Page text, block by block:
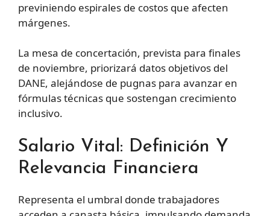
previniendo espirales de costos que afecten
márgenes.
La mesa de concertación, prevista para finales
de noviembre, priorizará datos objetivos del
DANE, alejándose de pugnas para avanzar en
fórmulas técnicas que sostengan crecimiento
inclusivo.
Salario Vital: Definición Y
Relevancia Financiera
Representa el umbral donde trabajadores